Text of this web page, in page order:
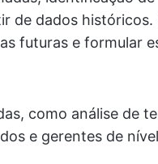
de dados históricos.
futuras e formular
como análise de
e gerentes de